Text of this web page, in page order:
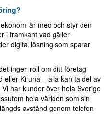
är med och styr den
i framkant vad gäller
digital lösning som sparar
ingen roll om ditt företag
eller Kiruna – alla kan ta del av
har kunder över hela Sverige
hela världen som sin
avstånd genom telefon